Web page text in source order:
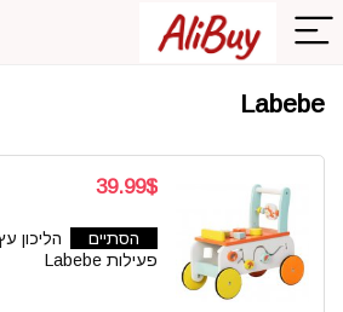
Labebe
39.99$
הסתיים
פעילות Labebe